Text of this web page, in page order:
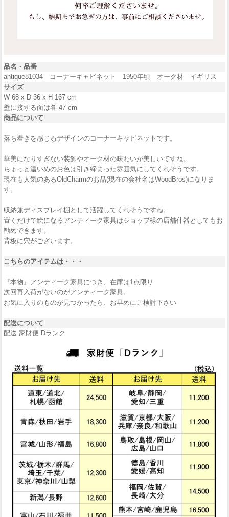
品名・品番
antique81034 コーナーキャビネット 1950年頃 オーク材 イギリス
サイズ
W 68 x D 36 x H 167 cm
壁に接する面は各 47 cm
商品について
落ち着きを感じるデザインのコーナーキャビネットです。
華美になりすぎない装飾やオーク材の味わいが美しいですね。
ちょっと濃いめのお色は引き締まった雰囲気にしてくれそうです。
現在も人気のあるOldCharmのお品(現在の会社名はWoodBros)になりま
す。
収納兼ディスプレイ棚として活躍してくれそうですね。
置くだけで絵になるアンティーク家具はショップ様の店舗什器としてもお
勧めできます。
背板に穴がございます。
こちらのアイテムは・・・
『本物』アンティーク家具につき、在庫は1点限り
次回再入荷がないのがアンティーク家具。
お気に入りのものが見つかったら、お早めにご検討下さい
配送について
配送:家財便 Dランク